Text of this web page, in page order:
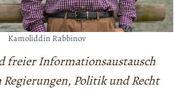
Kamoliddin Rabbinov
freier Informationsaustausch
Politik und Recht